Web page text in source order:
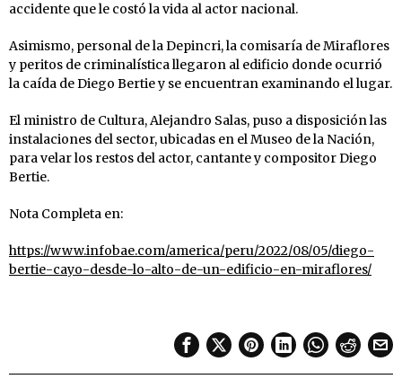
accidente que le costó la vida al actor nacional.
Asimismo, personal de la Depincri, la comisaría de Miraflores
y peritos de criminalística llegaron al edificio donde ocurrió
la caída de Diego Bertie y se encuentran examinando el lugar.
El ministro de Cultura, Alejandro Salas, puso a disposición las
instalaciones del sector, ubicadas en el Museo de la Nación,
para velar los restos del actor, cantante y compositor Diego
Bertie.
Nota Completa en:
https://www.infobae.com/america/peru/2022/08/05/diego-
bertie-cayo-desde-lo-alto-de-un-edificio-en-miraflores/